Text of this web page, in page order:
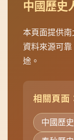
本頁面提供
途。
中國歷史
春秋歷
秦朝歷